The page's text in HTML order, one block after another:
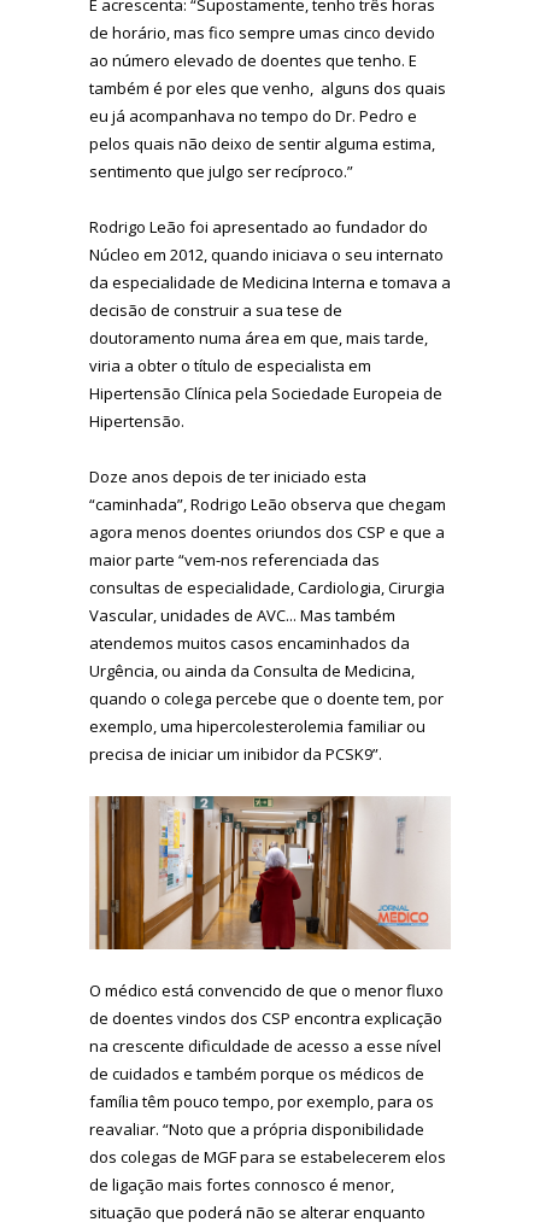
E acrescenta: “Supostamente, tenho três horas
de horário, mas fico sempre umas cinco devido
ao número elevado de doentes que tenho. E
também é por eles que venho, alguns dos quais
eu já acompanhava no tempo do Dr. Pedro e
pelos quais não deixo de sentir alguma estima,
sentimento que julgo ser recíproco.”
Rodrigo Leão foi apresentado ao fundador do
Núcleo em 2012, quando iniciava o seu internato
da especialidade de Medicina Interna e tomava a
decisão de construir a sua tese de
doutoramento numa área em que, mais tarde,
viria a obter o título de especialista em
Hipertensão Clínica pela Sociedade Europeia de
Hipertensão.
Doze anos depois de ter iniciado esta
“caminhada”, Rodrigo Leão observa que chegam
agora menos doentes oriundos dos CSP e que a
maior parte “vem-nos referenciada das
consultas de especialidade, Cardiologia, Cirurgia
Vascular, unidades de AVC... Mas também
atendemos muitos casos encaminhados da
Urgência, ou ainda da Consulta de Medicina,
quando o colega percebe que o doente tem, por
exemplo, uma hipercolesterolemia familiar ou
precisa de iniciar um inibidor da PCSK9”.
O médico está convencido de que o menor fluxo
de doentes vindos dos CSP encontra explicação
na crescente dificuldade de acesso a esse nível
de cuidados e também porque os médicos de
família têm pouco tempo, por exemplo, para os
reavaliar. “Noto que a própria disponibilidade
dos colegas de MGF para se estabelecerem elos
de ligação mais fortes connosco é menor,
situação que poderá não se alterar enquanto